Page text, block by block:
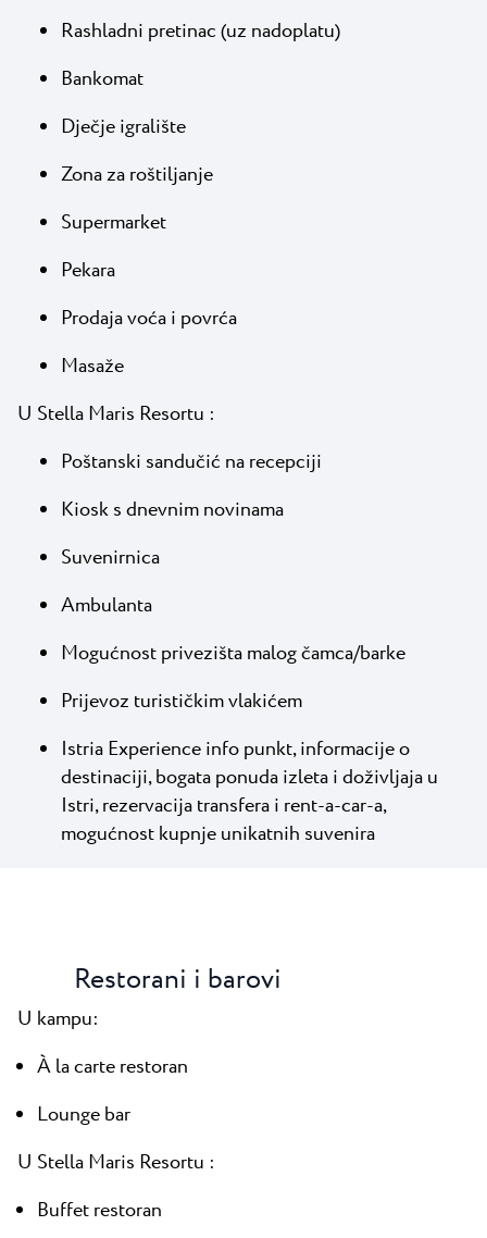
Rashladni pretinac (uz nadoplatu)
Bankomat
Dječje igralište
Zona za roštiljanje
Supermarket
Pekara
Prodaja voća i povrća
Masaže
U Stella Maris Resortu :
Poštanski sandučić na recepciji
Kiosk s dnevnim novinama
Suvenirnica
Ambulanta
Mogućnost privezišta malog čamca/barke
Prijevoz turističkim vlakićem
Istria Experience info punkt, informacije o
destinaciji, bogata ponuda izleta i doživljaja u
Istri, rezervacija transfera i rent-a-car-a,
mogućnost kupnje unikatnih suvenira
Restorani i barovi
U kampu:
À la carte restoran
Lounge bar
U Stella Maris Resortu :
Buffet restoran